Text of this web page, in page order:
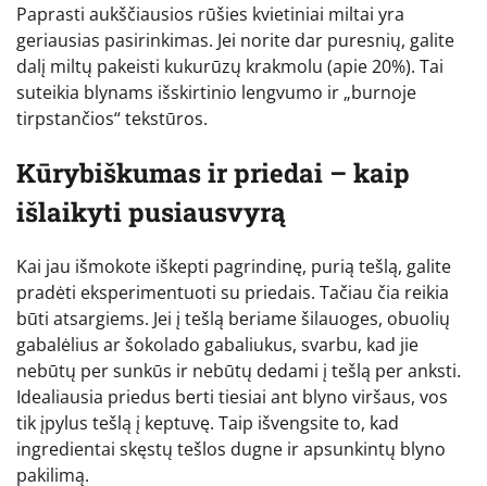
Paprasti aukščiausios rūšies kvietiniai miltai yra
geriausias pasirinkimas. Jei norite dar puresnių, galite
dalį miltų pakeisti kukurūzų krakmolu (apie 20%). Tai
suteikia blynams išskirtinio lengvumo ir „burnoje
tirpstančios“ tekstūros.
Kūrybiškumas ir priedai – kaip
išlaikyti pusiausvyrą
Kai jau išmokote iškepti pagrindinę, purią tešlą, galite
pradėti eksperimentuoti su priedais. Tačiau čia reikia
būti atsargiems. Jei į tešlą beriame šilauoges, obuolių
gabalėlius ar šokolado gabaliukus, svarbu, kad jie
nebūtų per sunkūs ir nebūtų dedami į tešlą per anksti.
Idealiausia priedus berti tiesiai ant blyno viršaus, vos
tik įpylus tešlą į keptuvę. Taip išvengsite to, kad
ingredientai skęstų tešlos dugne ir apsunkintų blyno
pakilimą.